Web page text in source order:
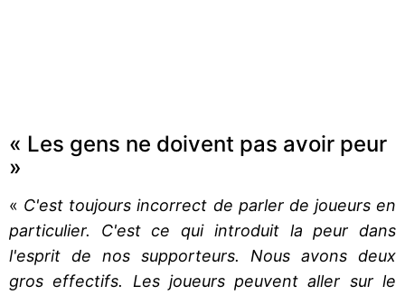
« Les gens ne doivent pas avoir peur
»
« C'est toujours incorrect de parler de joueurs en
particulier. C'est ce qui introduit la peur dans
l'esprit de nos supporteurs. Nous avons deux
gros effectifs. Les joueurs peuvent aller sur le